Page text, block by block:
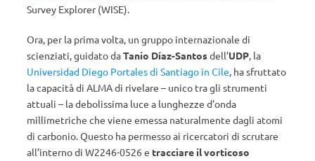
Survey Explorer (WISE).
Ora, per la prima volta, un gruppo internazionale di
scienziati, guidato daTanio Díaz-Santosdell’UDP, la
Universidad Diego Portales di Santiago in Cile, ha sfruttato
la capacità di ALMA di rivelare – unico tra gli strumenti
attuali – la debolissima luce a lunghezze d’onda
millimetriche che viene emessa naturalmente dagli atomi
di carbonio. Questo ha permesso ai ricercatori di scrutare
all’interno di W2246-0526 e tracciare il vorticoso